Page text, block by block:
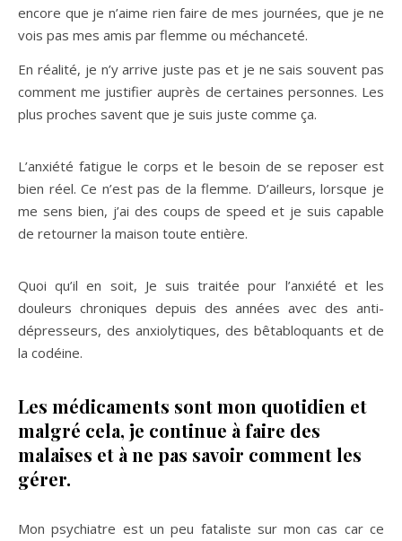
encore que je n’aime rien faire de mes journées, que je ne
vois pas mes amis par flemme ou méchanceté.
En réalité, je n’y arrive juste pas et je ne sais souvent pas
comment me justifier auprès de certaines personnes. Les
plus proches savent que je suis juste comme ça.
L’anxiété fatigue le corps et le besoin de se reposer est
bien réel. Ce n’est pas de la flemme. D’ailleurs, lorsque je
me sens bien, j’ai des coups de speed et je suis capable
de retourner la maison toute entière.
Quoi qu’il en soit, Je suis traitée pour l’anxiété et les
douleurs chroniques depuis des années avec des anti-
dépresseurs, des anxiolytiques, des bêtabloquants et de
la codéine.
Les médicaments sont mon quotidien et
malgré cela, je continue à faire des
malaises et à ne pas savoir comment les
gérer.
Mon psychiatre est un peu fataliste sur mon cas car ce